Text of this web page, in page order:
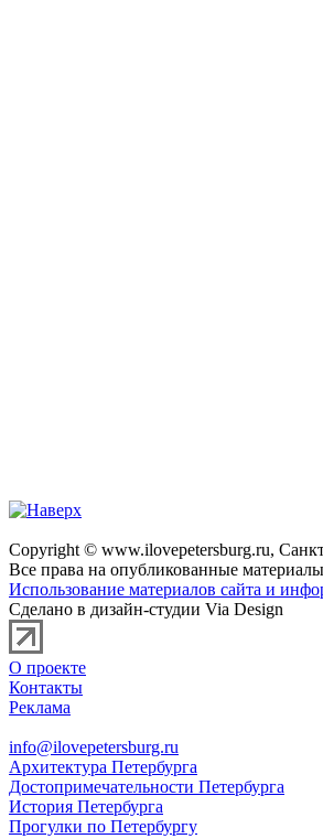
Copyright © www.ilovepetersburg.ru,
Все права на опубликованные
Использование материалов сайта и
Сделано в дизайн-студии Via Design
О проекте
Контакты
Реклама
info@ilovepetersburg.ru
Архитектура Петербурга
Достопримечательности Петербурга
История Петербурга
Прогулки по Петербургу